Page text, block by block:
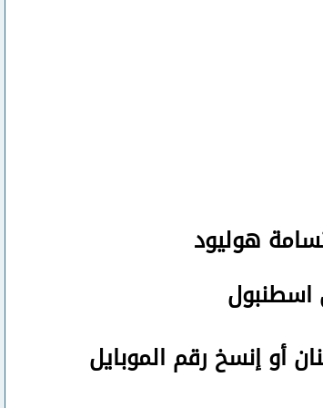
هوليود
اسطنبول
أوإنسخ رقم الموبايل